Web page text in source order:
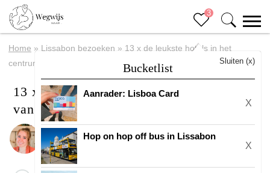
3
Bucketlist
Sluiten (x)
Aanrader: Lisboa Card
X
Hop on hop off bus in Lissabon
X
Home » Lissabon bezoeken » 13 x de leukste hotels in het
centrum van Lissabon
13 x de leukste hotels in het centrum
van Lissabon
DoorEline